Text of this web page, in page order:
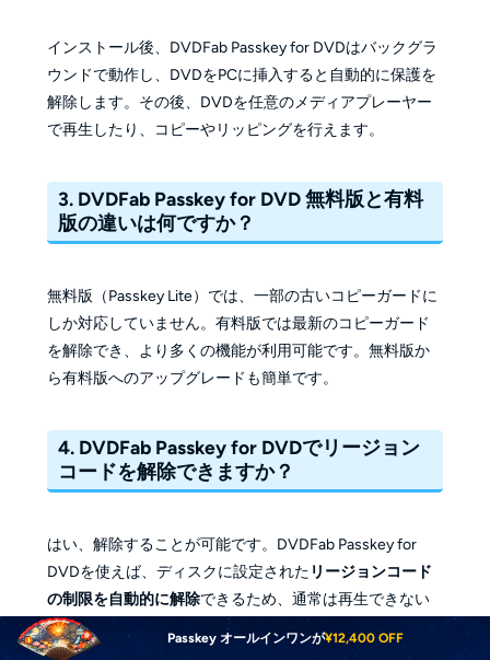
インストール後、DVDFab Passkey for DVDはバックグラ
ウンドで動作し、DVDをPCに挿入すると自動的に保護を
解除します。その後、DVDを任意のメディアプレーヤー
で再生したり、コピーやリッピングを行えます。
3. DVDFab Passkey for DVD 無料版と有料
版の違いは何ですか？
無料版（Passkey Lite）では、一部の古いコピーガードに
しか対応していません。有料版では最新のコピーガード
を解除でき、より多くの機能が利用可能です。無料版か
ら有料版へのアップグレードも簡単です。
4. DVDFab Passkey for DVDでリージョン
コードを解除できますか？
はい、解除することが可能です。DVDFab Passkey for
DVDを使えば、ディスクに設定された リージョンコード
の制限を自動的に解除できるため、通常は再生できない
海外のDVDも視聴できるようになります。
Passkey オールインワンが¥12,400 OFF